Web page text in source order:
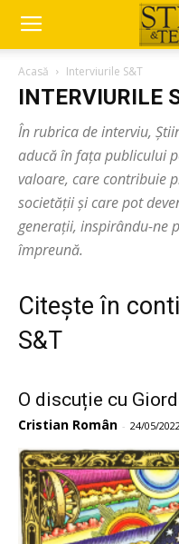
Acasă Interviurile S&T
INTERVIURILE
În rubrica de interviu,
aducă în fața publicului
valoare, care contribuie
societății și care pot
generații, inspirându-ne
împreună.
Citește în
S&T
O discuție cu
Cristian Român - 24/05/